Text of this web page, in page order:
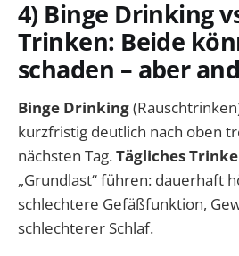
4) Binge Drinking
Trinken: Beide
schaden – aber
Binge Drinking
kurzfristig deutlich nach oben
nächsten Tag.Tägliches
„Grundlast“ führen: dauerhaft
schlechtere Gefäßfunktion,
schlechterer Schlaf.